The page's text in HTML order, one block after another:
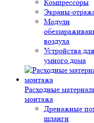
Компрессоры
Экраны-
Модули
воздуха
Устройства для
умного дома
Расходные
монтажа
Дренажные
шланги